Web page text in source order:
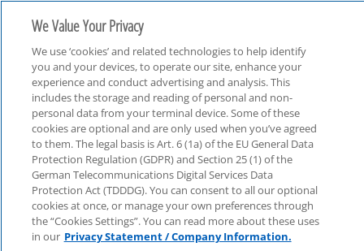
Finanzbranche
We Value Your Privacy
We use ‘cookies’ and related technologies to help identify
you and your devices, to operate our site, enhance your
experience and conduct advertising and analysis. This
includes the storage and reading of personal and non-
personal data from your terminal device. Some of these
cookies are optional and are only used when you’ve agreed
to them. The legal basis is Art. 6 (1a) of the EU General Data
Protection Regulation (GDPR) and Section 25 (1) of the
German Telecommunications Digital Services Data
Protection Act (TDDDG). You can consent to all our optional
cookies at once, or manage your own preferences through
the “Cookies Settings”. You can read more about these uses
in our Privacy Statement / Company Information.